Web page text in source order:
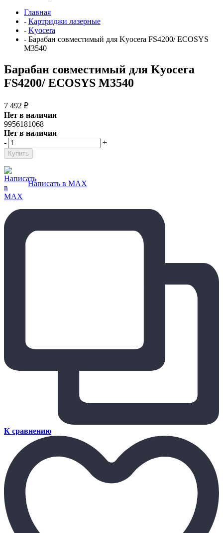
Главная
- Картриджи лазерные
- Kyocera
- Барабан совместимый для Kyocera FS4200/ ECOSYS
M3540
Барабан совместимый для Kyocera
FS4200/ ECOSYS M3540
7 492 ₽
Нет в наличии
9956181068
Нет в наличии
-
+
Написать в MAX
К сравнению